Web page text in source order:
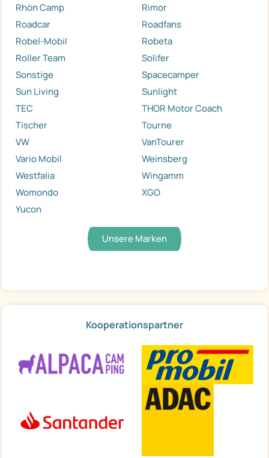
Rhön Camp
Rimor
Roadcar
Roadfans
Robel-Mobil
Robeta
Roller Team
Solifer
Sonstige
Spacecamper
Sun Living
Sunlight
TEC
THOR Motor Coach
Tischer
Tourne
VW
VanTourer
Vario Mobil
Weinsberg
Westfalia
Wingamm
Womondo
XGO
Yucon
Unsere Marken
Kooperationspartner